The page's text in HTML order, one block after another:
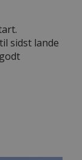
sidst lande